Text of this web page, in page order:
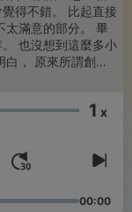
得不錯。 比起直接
太滿意的部分。 畢
也沒想到這麼多小
， 原來所謂創作
種感覺是真的不是
演義好似結束。 其
， 會儘量修改。
得爸爸幫她打造的
小木屋， 希望這段
型， 4/25後， 為
量 1 x
00:00